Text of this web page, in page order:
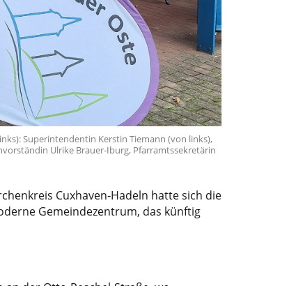
Superintendentin Kerstin Tiemann (von links),
Ulrike Brauer-Iburg, Pfarramtssekretärin
Cuxhaven-Hadeln hatte sich die
Gemeindezentrum, das künftig